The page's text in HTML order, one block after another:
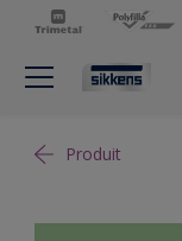
Produit